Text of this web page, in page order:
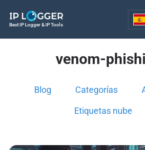
Best IP Logger & IP Tools
venom-
Blog Categorías
Etiquetas nube